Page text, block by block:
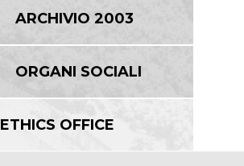
ARCHIVIO 2003
ORGANI SOCIALI
ETHICS OFFICE